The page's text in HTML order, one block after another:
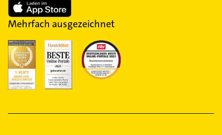
Mehrfach ausgezeichnet